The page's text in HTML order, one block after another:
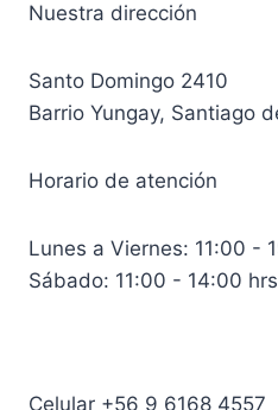
Nuestra dirección
Santo Domingo 2410
Barrio Yungay, Santiago
Horario de atención
Lunes a Viernes: 11:00 -
Sábado: 11:00 - 14:00
Celular +56 9 6168 4557